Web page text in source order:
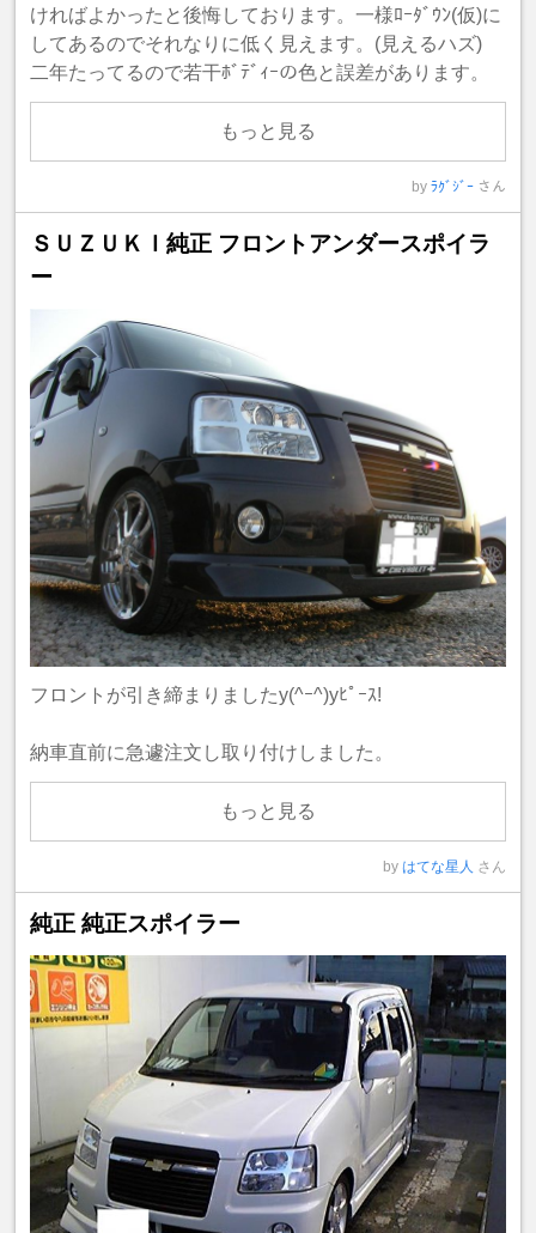
ければよかったと後悔しております。一様ﾛｰﾀﾞｳﾝ(仮)に
してあるのでそれなりに低く見えます。(見えるハズ)
二年たってるので若干ﾎﾞﾃﾞｨｰの色と誤差があります。
もっと見る
by ﾗｸﾞｼﾞｰ さん
ＳＵＺＵＫＩ純正 フロントアンダースポイラ
ー
フロントが引き締まりましたy(^ｰ^)yﾋﾟｰｽ!
納車直前に急遽注文し取り付けしました。
もっと見る
by はてな星人 さん
純正 純正スポイラー